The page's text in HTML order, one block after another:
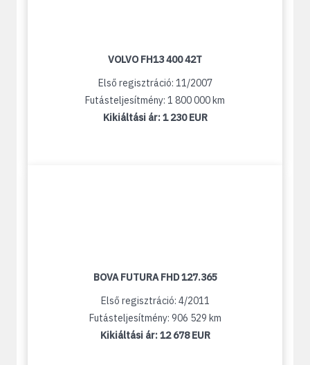
VOLVO FH13 400 42T
Első regisztráció: 11/2007
Futásteljesítmény: 1 800 000 km
Kikiáltási ár:1 230 EUR
BOVA FUTURA FHD 127.365
Első regisztráció: 4/2011
Futásteljesítmény: 906 529 km
Kikiáltási ár:12 678 EUR